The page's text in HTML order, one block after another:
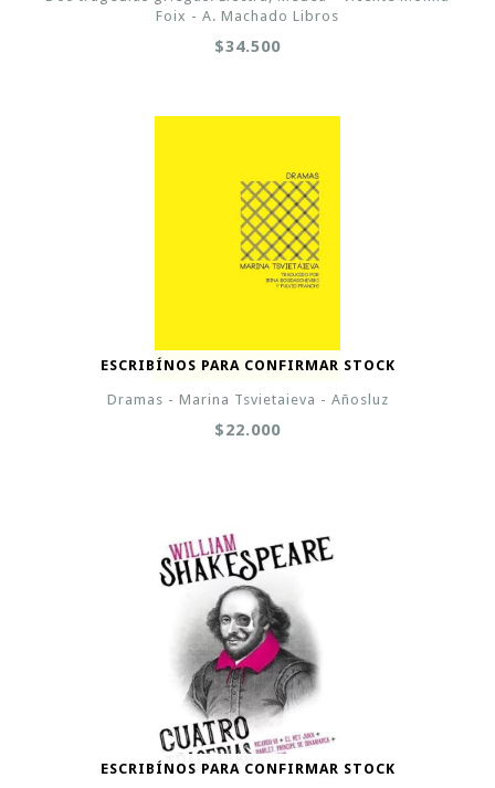
Foix - A. Machado Libros
$34.500
ESCRIBÍNOS PARA CONFIRMAR STOCK
Dramas - Marina Tsvietaieva - Añosluz
$22.000
ESCRIBÍNOS PARA CONFIRMAR STOCK